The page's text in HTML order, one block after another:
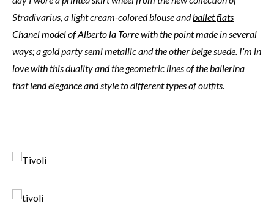
Stradivarius, a light cream-colored blouse andballet flats
Chanel model of Alberto la Torrewith the point made ​​in several
ways; a gold party semi metallic and the other beige suede. I’m in
love with this duality and the geometric lines of the ballerina
that lend elegance and style to different types of outfits.